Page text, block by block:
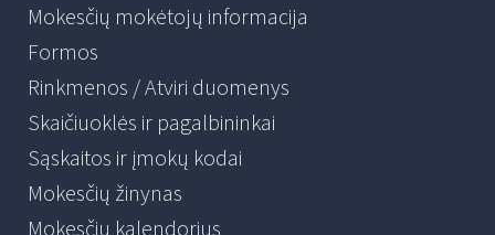
Mokesčių mokėtojų informacija
Formos
Rinkmenos / Atviri duomenys
Skaičiuoklės ir pagalbininkai
Sąskaitos ir įmokų kodai
Mokesčių žinynas